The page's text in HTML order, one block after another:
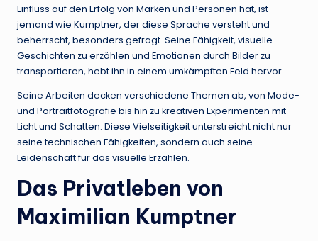
Einfluss auf den Erfolg von Marken und Personen hat, ist
jemand wie Kumptner, der diese Sprache versteht und
beherrscht, besonders gefragt. Seine Fähigkeit, visuelle
Geschichten zu erzählen und Emotionen durch Bilder zu
transportieren, hebt ihn in einem umkämpften Feld hervor.
Seine Arbeiten decken verschiedene Themen ab, von Mode-
und Portraitfotografie bis hin zu kreativen Experimenten mit
Licht und Schatten. Diese Vielseitigkeit unterstreicht nicht nur
seine technischen Fähigkeiten, sondern auch seine
Leidenschaft für das visuelle Erzählen.
Das Privatleben von
Maximilian Kumptner